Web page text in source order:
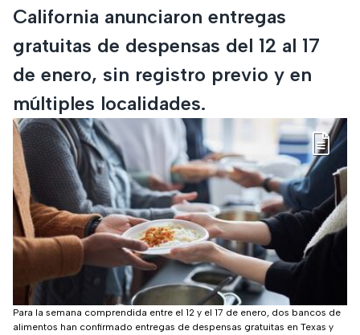
California anunciaron entregas
gratuitas de despensas del 12 al 17
de enero, sin registro previo y en
múltiples localidades.
Para la semana comprendida entre el 12 y el 17 de enero, dos bancos de
alimentos han confirmado entregas de despensas gratuitas en Texas y